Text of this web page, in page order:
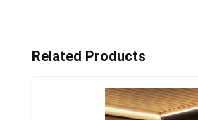
Related Products